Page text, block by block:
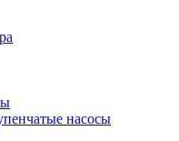
насосы